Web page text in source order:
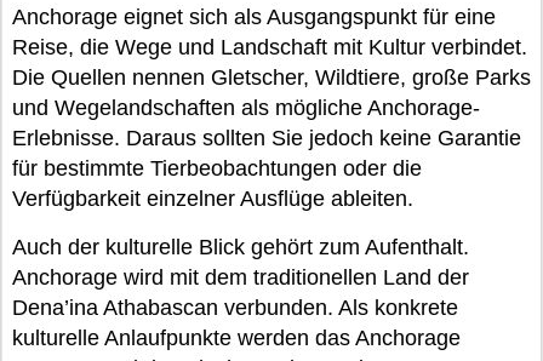
Anchorage eignet sich als Ausgangspunkt für eine
Reise, die Wege und Landschaft mit Kultur verbindet.
Die Quellen nennen Gletscher, Wildtiere, große Parks
und Wegelandschaften als mögliche Anchorage-
Erlebnisse. Daraus sollten Sie jedoch keine Garantie
für bestimmte Tierbeobachtungen oder die
Verfügbarkeit einzelner Ausflüge ableiten.
Auch der kulturelle Blick gehört zum Aufenthalt.
Anchorage wird mit dem traditionellen Land der
Dena’ina Athabascan verbunden. Als konkrete
kulturelle Anlaufpunkte werden das Anchorage